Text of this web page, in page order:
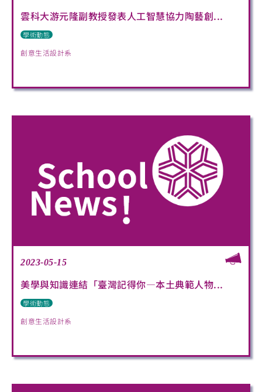
雲科大游元隆副教授發表人工智慧協力陶藝創...
學術動態
創意生活設計系
2023-05-15
美學與知識連結「臺灣記得你—本土典範人物...
學術動態
創意生活設計系